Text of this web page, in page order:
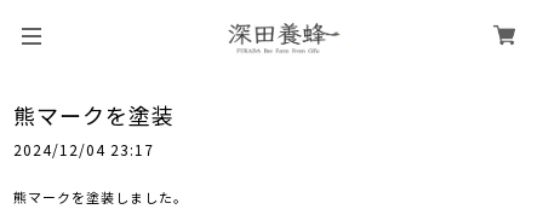
熊マークを塗装
2024/12/04 23:17
熊マークを塗装しました。